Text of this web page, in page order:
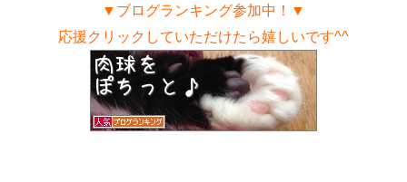
▼ブログランキング参加中！▼
応援クリックしていただけたら嬉しいです^^